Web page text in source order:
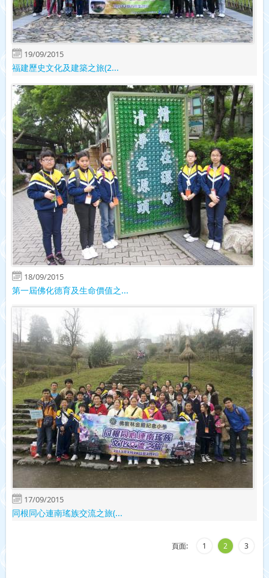
19/09/2015
福建歷史文化及建築之旅(2...
18/09/2015
第一屆佛化德育及生命價值之...
17/09/2015
同根同心連南瑤族交流之旅(...
頁面: 1 2 3